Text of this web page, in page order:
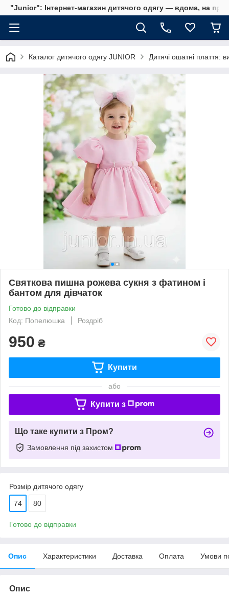
"Junior": Інтернет-магазин дитячого одягу — вдома, на
Каталог дитячого одягу JUNIOR Дитячі ошатні плаття:
Святкова пишна рожева сукня з фатином і
бантом для дівчаток
Готово до відправки
Код: Попелюшка
Роздріб
950 ₴
Купити
або
Купити з
Що таке купити з Пром?
Замовлення під захистом
Розмір дитячого одягу
74 80
Готово до відправки
Опис Характеристики Доставка Оплата Умови
Опис